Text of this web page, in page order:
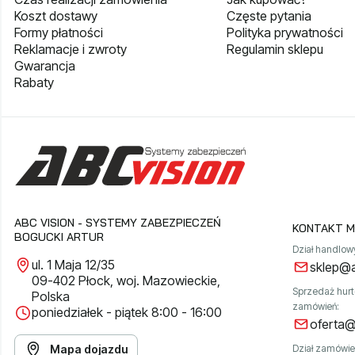
Koszt dostawy
Formy płatności
Reklamacje i zwroty
Gwarancja
Rabaty
Częste pytania
Polityka prywatności
Regulamin sklepu
ABC VISION - SYSTEMY ZABEZPIECZEŃ
BOGUCKI ARTUR
ul. 1 Maja 12/35
09-402 Płock, woj. Mazowieckie,
Polska
poniedziałek - piątek 8:00 - 16:00
Mapa dojazdu
KONTAKT
Dział
Sprzedaż
zamówień:
Dział